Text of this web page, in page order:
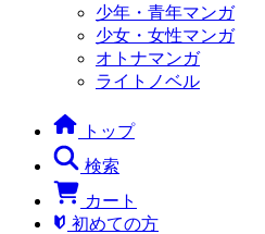
少年・青年マンガ
少女・女性マンガ
オトナマンガ
ライトノベル
トップ
検索
カート
初めての方